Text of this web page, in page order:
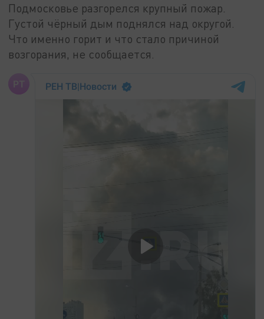
Подмосковье разгорелся крупный пожар.
Густой чёрный дым поднялся над округой.
Что именно горит и что стало причиной
возгорания, не сообщается.